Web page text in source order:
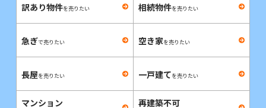
訳あり物件を売りたい 相続物件を売りたい
急ぎで売りたい 空き家を売りたい
長屋を売りたい 一戸建てを売りたい
マンション
再建築不可